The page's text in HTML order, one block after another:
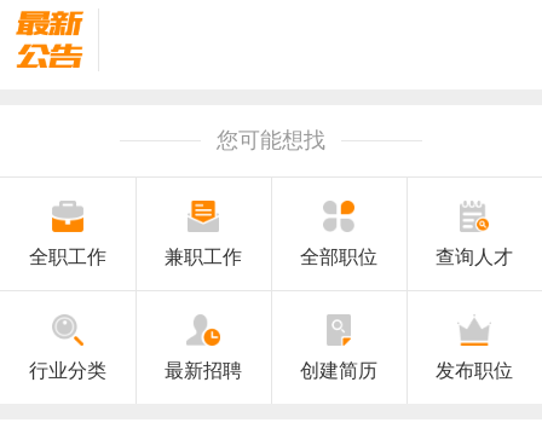
您可能想找
全职工作 兼职工作 全部职位 查询人才
行业分类 最新招聘 创建简历 发布职位